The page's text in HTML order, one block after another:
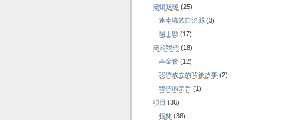
關懷送暖 (25)
連南瑤族自治縣 (3)
陽山縣 (17)
關於我們 (18)
基金會 (12)
我們成立的背後故事 (2)
我們的宗旨 (1)
項目 (36)
植林 (36)